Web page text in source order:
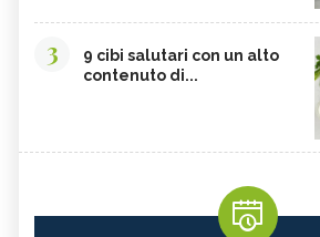
3
9 cibi salutari con un alto
contenuto di...